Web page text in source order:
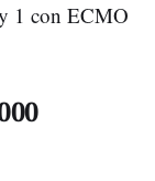
1 con ECMO